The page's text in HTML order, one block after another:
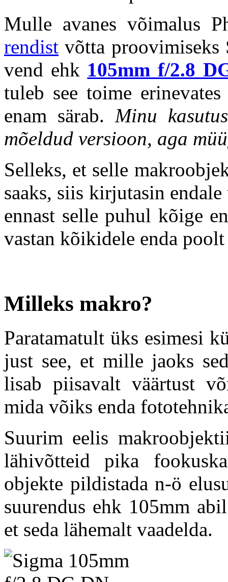
Mulle avanes võimalus
rendist võtta proovimiseks
vend ehk 105mm f/2.8
tuleb see toime
enam särab. Minu
mõeldud versioon, aga
Selleks, et selle
saaks, siis kirjutasin
ennast selle puhul kõige
vastan kõikidele enda
Milleks makro?
Paratamatult üks esimesi
just see, et mille jaoks
lisab piisavalt väärtust
mida võiks enda
Suurim eelis
lähivõtteid pika
objekte pildistada n-ö
suurendus ehk 105mm
et seda lähemalt vaadelda.